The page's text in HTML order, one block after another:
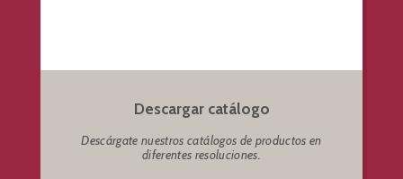
Descargar catálogo
Descárgate nuestros catálogos de productos en
diferentes resoluciones.